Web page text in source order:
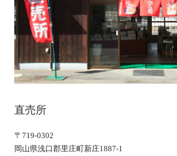
直売所
〒719-0302
岡山県浅口郡里庄町新庄1887-1